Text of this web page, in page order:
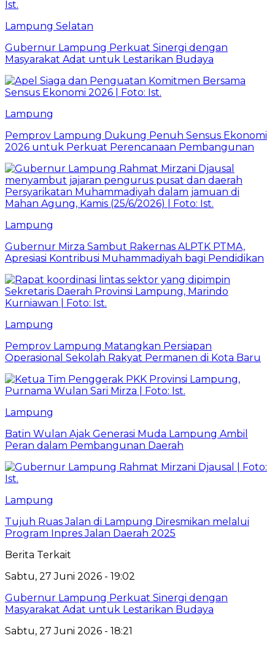
Lampung Selatan
Gubernur Lampung Perkuat Sinergi dengan
Masyarakat Adat untuk Lestarikan Budaya
Lampung
Pemprov Lampung Dukung Penuh Sensus Ekonomi
2026 untuk Perkuat Perencanaan Pembangunan
Lampung
Gubernur Mirza Sambut Rakernas ALPTK PTMA,
Apresiasi Kontribusi Muhammadiyah bagi Pendidikan
Lampung
Pemprov Lampung Matangkan Persiapan
Operasional Sekolah Rakyat Permanen di Kota Baru
Lampung
Batin Wulan Ajak Generasi Muda Lampung Ambil
Peran dalam Pembangunan Daerah
Lampung
Tujuh Ruas Jalan di Lampung Diresmikan melalui
Program Inpres Jalan Daerah 2025
Berita Terkait
Sabtu, 27 Juni 2026 - 19:02
Gubernur Lampung Perkuat Sinergi dengan
Masyarakat Adat untuk Lestarikan Budaya
Sabtu, 27 Juni 2026 - 18:21